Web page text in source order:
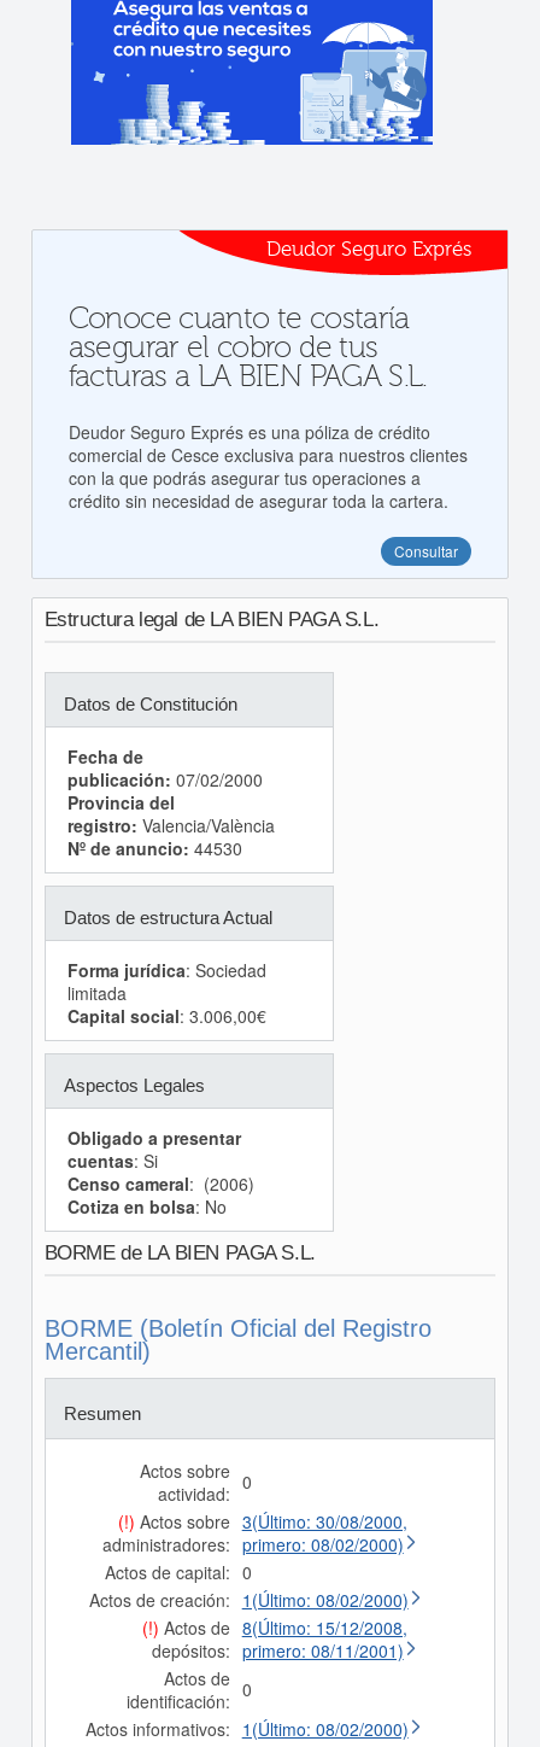
Deudor Seguro Exprés
Conoce cuanto te costaría
asegurar el cobro de tus
facturas a LA BIEN PAGA S.L.
Deudor Seguro Exprés es una póliza de crédito
comercial de Cesce exclusiva para nuestros clientes
con la que podrás asegurar tus operaciones a
crédito sin necesidad de asegurar toda la cartera.
Consultar
Estructura legal de LA BIEN PAGA S.L.
Datos de Constitución
Fecha de
publicación: 07/02/2000
Provincia del
registro: Valencia/València
Nº de anuncio: 44530
Datos de estructura Actual
Forma jurídica: Sociedad
limitada
Capital social: 3.006,00€
Aspectos Legales
Obligado a presentar
cuentas: Si
Censo cameral: (2006)
Cotiza en bolsa: No
BORME de LA BIEN PAGA S.L.
BORME (Boletín Oficial del Registro
Mercantil)
Resumen
Actos sobre
actividad: 0
(!) Actos sobre
administradores:
3(Último: 30/08/2000,
primero: 08/02/2000)
Actos de capital: 0
Actos de creación: 1(Último: 08/02/2000)
(!) Actos de
depósitos:
8(Último: 15/12/2008,
primero: 08/11/2001)
Actos de
identificación: 0
Actos informativos: 1(Último: 08/02/2000)